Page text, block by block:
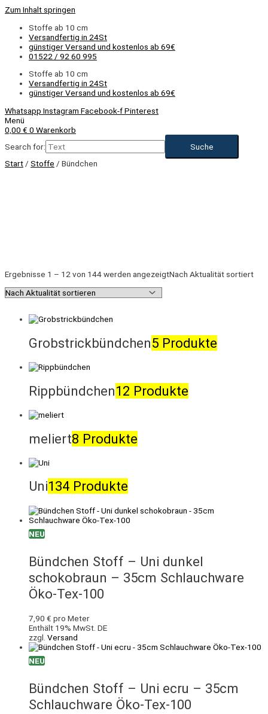
Zum Inhalt springen
Stoffe ab 10 cm
Versandfertig in 24St
günstiger Versand und kostenlos ab 69€
01522 / 92 60 995
Stoffe ab 10 cm
Versandfertig in 24St
günstiger Versand und kostenlos ab 69€
Whatsapp Instagram Facebook-fPinterest
Menü
0,00 € 0 Warenkorb
Search for:
Start / Stoffe / Bündchen
Ergebnisse 1 – 12 von 144 werden angezeigtNach Aktualität sortiert
Grobstrickbündchen5 Produkte
Rippbündchen12 Produkte
meliert8 Produkte
Uni134 Produkte
NEU
Bündchen Stoff – Uni dunkel
schokobraun – 35cm Schlauchware
Öko-Tex-100
7,90 € pro Meter
Enthält 19% MwSt. DE
zzgl. Versand
NEU
Bündchen Stoff – Uni ecru – 35cm
Schlauchware Öko-Tex-100